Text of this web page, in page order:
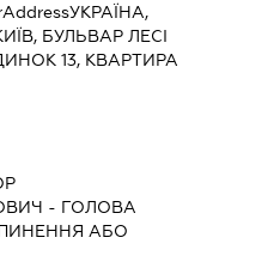
УКРАЇНА,
БУЛЬВАР ЛЕСІ
13, КВАРТИРА
- ГОЛОВА
АБО